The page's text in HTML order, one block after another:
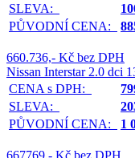
SLEVA:
PŮVODNÍ CENA:
660.736,- Kč bez DPH
Nissan Interstar 2.0 dci
CENA s DPH:
SLEVA:
PŮVODNÍ CENA:
1
667769,- Kč bez DPH